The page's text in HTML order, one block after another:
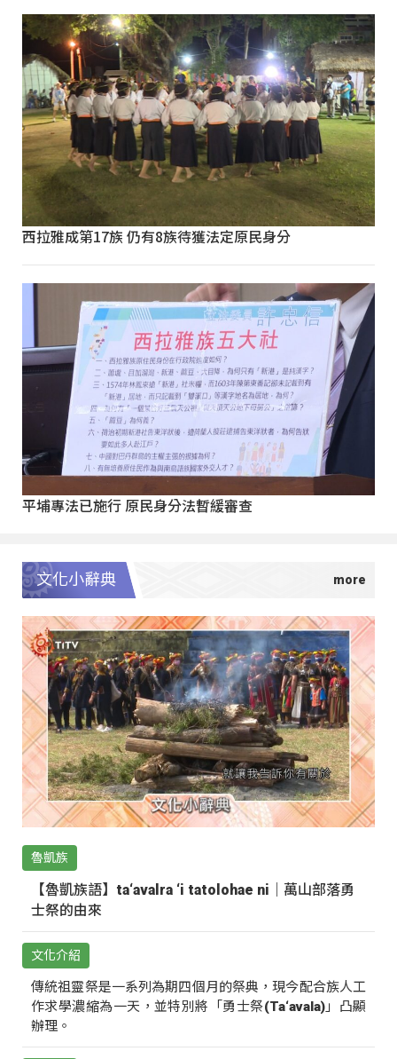
西拉雅成第17族 仍有8族待獲法定原民身分
平埔專法已施行 原民身分法暫緩審查
文化小辭典
魯凱族
【魯凱族語】ta‘avalra ‘i tatolohae ni｜萬山部落勇
士祭的由來
文化介紹
傳統祖靈祭是一系列為期四個月的祭典，現今配合族人工
作求學濃縮為一天，並特別將「勇士祭(Ta‘avala)」凸顯
辦理。